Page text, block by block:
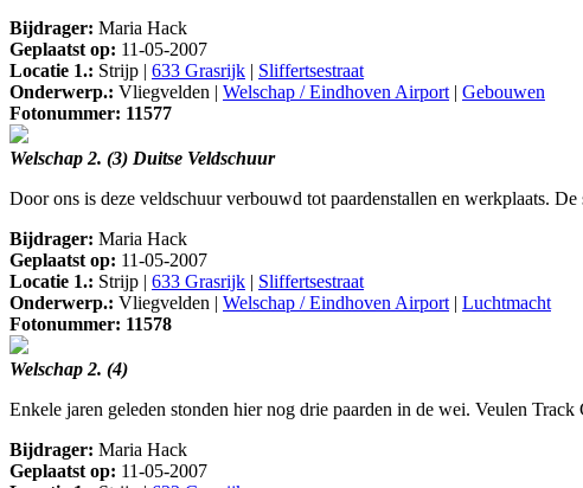
Bijdrager: Maria Hack
Geplaatst op: 11-05-2007
Locatie 1.: Strijp | 633 Grasrijk | Sliffertsestraat
Onderwerp.: Vliegvelden | Welschap / Eindhoven Airport | Gebouwen
Fotonummer: 11577
Welschap 2. (3) Duitse Veldschuur
Door ons is deze veldschuur verbouwd tot paardenstallen en werkplaats.
Bijdrager: Maria Hack
Geplaatst op: 11-05-2007
Locatie 1.: Strijp | 633 Grasrijk | Sliffertsestraat
Onderwerp.: Vliegvelden | Welschap / Eindhoven Airport | Luchtmacht
Fotonummer: 11578
Welschap 2. (4)
Enkele jaren geleden stonden hier nog drie paarden in de wei. Veulen
Bijdrager: Maria Hack
Geplaatst op: 11-05-2007